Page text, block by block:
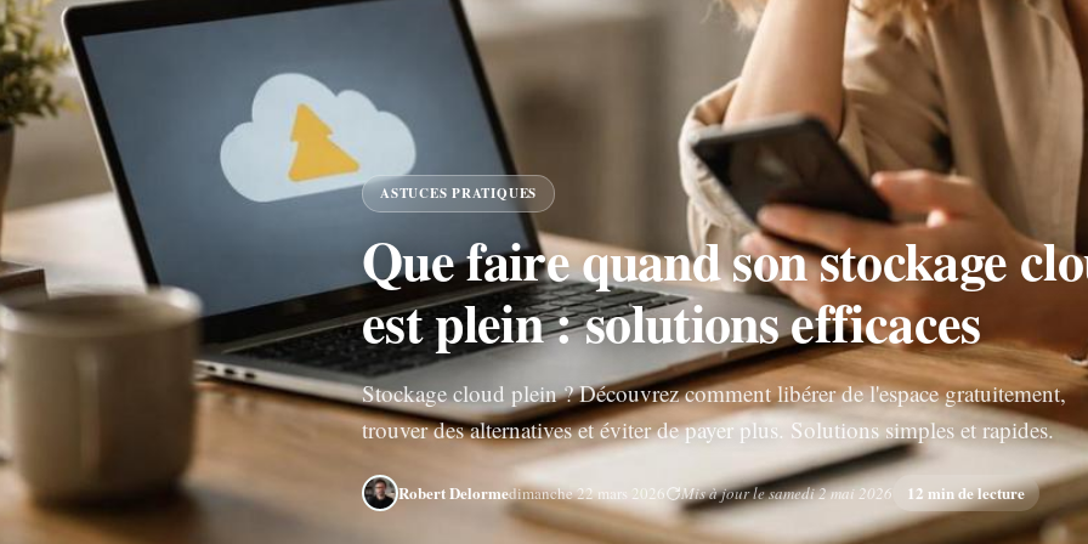
ASTUCES PRATIQUES
Que faire quand son stockage
est plein : solutions efficaces
Stockage cloud plein ? Découvrez comment libérer de l'espace gratuitement,
trouver des alternatives et éviter de payer plus. Solutions simples et rapides.
Robert Delormedimanche 22 mars 2026 Mis à jour le samedi 2 mai 2026 12 min de lecture